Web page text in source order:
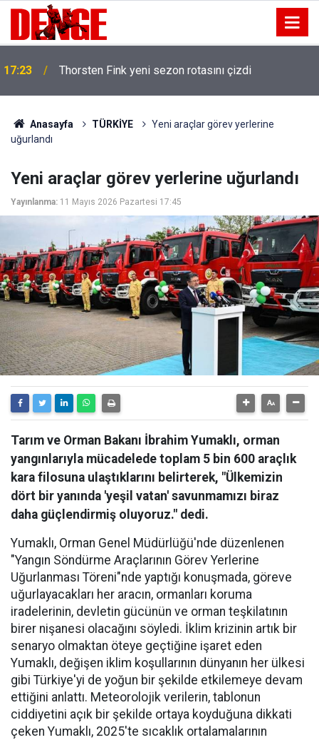
17:23 Thorsten Fink yeni sezon rotasını çizdi
Anasayfa TÜRKİYE
Yeni araçlar görev yerlerine
uğurlandı
Yeni araçlar görev yerlerine uğurlandı
Yayınlanma: 11 Mayıs 2026 Pazartesi 17:45
Tarım ve Orman Bakanı İbrahim Yumaklı, orman
yangınlarıyla mücadelede toplam 5 bin 600 araçlık
kara filosuna ulaştıklarını belirterek, "Ülkemizin
dört bir yanında 'yeşil vatan' savunmamızı biraz
daha güçlendirmiş oluyoruz." dedi.
Yumaklı, Orman Genel Müdürlüğü'nde düzenlenen
"Yangın Söndürme Araçlarının Görev Yerlerine
Uğurlanması Töreni"nde yaptığı konuşmada, göreve
uğurlayacakları her aracın, ormanları koruma
iradelerinin, devletin gücünün ve orman teşkilatının
birer nişanesi olacağını söyledi. İklim krizinin artık bir
senaryo olmaktan öteye geçtiğine işaret eden
Yumaklı, değişen iklim koşullarının dünyanın her ülkesi
gibi Türkiye'yi de yoğun bir şekilde etkilemeye devam
ettiğini anlattı. Meteorolojik verilerin, tablonun
ciddiyetini açık bir şekilde ortaya koyduğuna dikkati
çeken Yumaklı, 2025'te sıcaklık ortalamalarının